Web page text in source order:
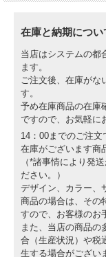
在庫と納期につい
当店はシステムの都
ます。
ご注文後、在庫がな
す。
予め在庫商品の在庫
ですので、お気軽に
14：00までのご注文
在庫がございます商
（*諸事情により発
ださい。）
デザイン、カラー、
商品の場合は、その
すので、お客様のお
また、当店の商品の
合（生産状況）や税
生する場合がござい